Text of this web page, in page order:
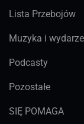
Lista Przebojów
Muzyka i
Podcasty
Pozostałe
SIĘ POMAGA